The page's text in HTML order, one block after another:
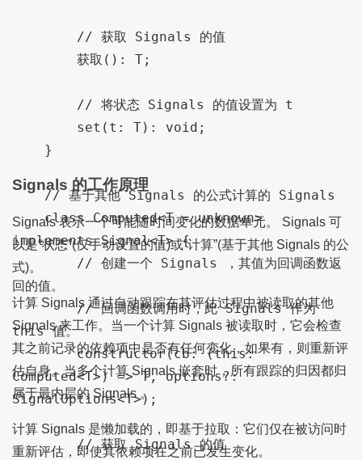
    // 基于其他 Signals 的公式计算的 Signals
    class Computed<T = unknown>
implements Signal<T> {
        // 创建一个 Signals ，其值为回调函数返
回的值。
        // 回调函数调用时，此 Signals 作为
this 值。
        constructor(cb: (this:
Computed<T>) => T, options?:
SignalOptions<T>);
        // 获取 Signals 的值
Signals 的工作原理
Signals 表示一个可能随时间变化的数据单元。 Signals 可
以是“状态”(仅手动设置的值)或“计算”(基于其他 Signals 的公
式)。
计算 Signals 通过自动跟踪在其评估过程中被读取的其他
Signals 来工作。当一个计算 Signals 被读取时，它会检查
其之前记录的依赖项中是否有任何变化，如果有，则重新评
估自身。当多个计算 Signals 嵌套时，所有跟踪的归因都归
属于最内层的 Signals 。
计算 Signals 是懒加载的，即基于拉取：它们仅在被访问时
重新评估，即使其依赖项在之前已发生变化。